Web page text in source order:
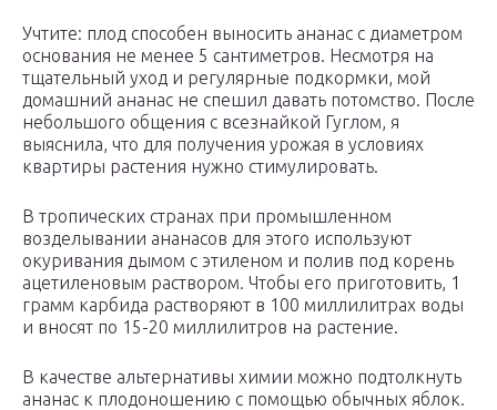
Учтите: плод способен выносить ананас с диаметром
основания не менее 5 сантиметров. Несмотря на
тщательный уход и регулярные подкормки, мой
домашний ананас не спешил давать потомство. После
небольшого общения с всезнайкой Гуглом, я
выяснила, что для получения урожая в условиях
квартиры растения нужно стимулировать.
В тропических странах при промышленном
возделывании ананасов для этого используют
окуривания дымом с этиленом и полив под корень
ацетиленовым раствором. Чтобы его приготовить, 1
грамм карбида растворяют в 100 миллилитрах воды
и вносят по 15-20 миллилитров на растение.
В качестве альтернативы химии можно подтолкнуть
ананас к плодоношению с помощью обычных яблок.